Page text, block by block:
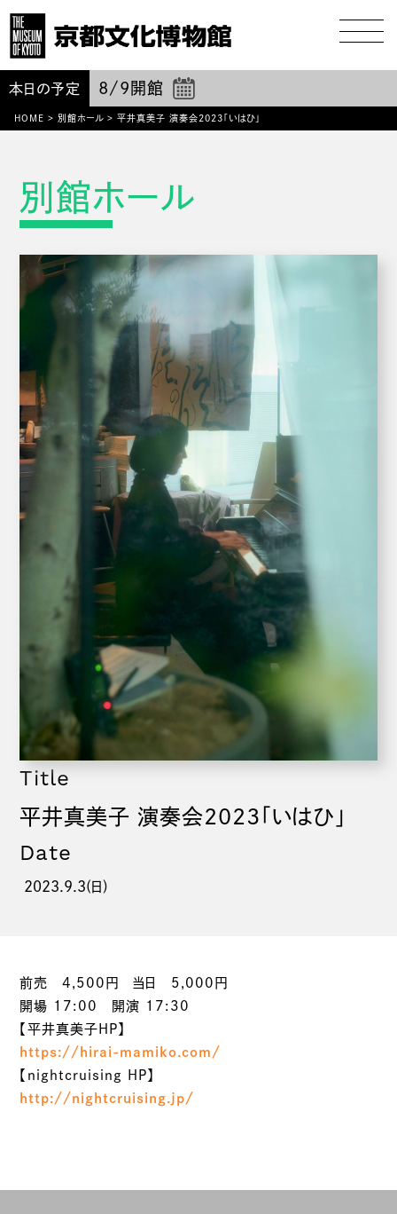
本日の予定 8/9 開館
HOME > 別館ホール> 平井真美子 演奏会2023「いはひ」
Title
平井真美子 演奏会2023「いはひ」
Date
2023.9.3(日)
前売 4,500円 当日 5,000円
開場 17:00 開演 17:30
【平井真美子HP】
https://hirai-mamiko.com/
【nightcruising HP】
http://nightcruising.jp/